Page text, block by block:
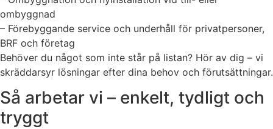
ombyggnad
– Förebyggande service och underhåll för privatpersoner,
BRF och företag
Behöver du något som inte står på listan? Hör av dig – vi
skräddarsyr lösningar efter dina behov och förutsättningar.
Så arbetar vi – enkelt, tydligt och
tryggt